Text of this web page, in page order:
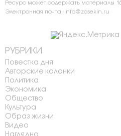
Ресурс может содержать материалы
Электронная почта: info@zasekin.ru
РУБРИКИ
Повестка дня
Авторские колонки
Политика
Экономика
Общество
Культура
Образ жизни
Видео